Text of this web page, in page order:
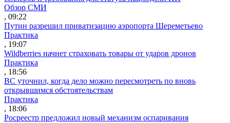
Обзор СМИ
, 09:22
Путин разрешил приватизацию аэропорта Шереметьево
Практика
, 19:07
Wildberries начнет страховать товары от ударов дронов
Практика
, 18:56
ВС уточнил, когда дело можно пересмотреть по вновь
открывшимся обстоятельствам
Практика
, 18:06
Росреестр предложил новый механизм оспаривания